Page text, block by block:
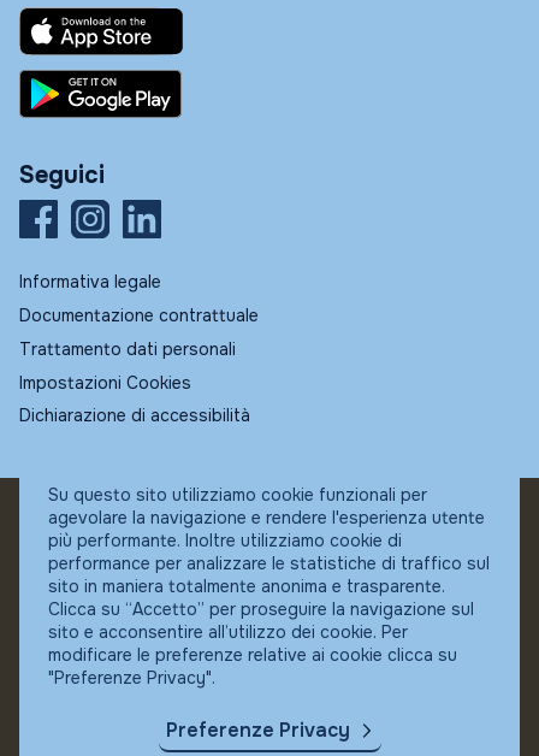
Seguici
Informativa legale
Documentazione contrattuale
Trattamento dati personali
Impostazioni Cookies
Dichiarazione di accessibilità
© Fundstore
Collocatore autorizzato:
Banca Ifigest SpA
P.Iva: 04337180485
Su questo sito utilizziamo cookie funzionali per
agevolare la navigazione e rendere l'esperienza utente
più performante. Inoltre utilizziamo cookie di
performance per analizzare le statistiche di traffico sul
sito in maniera totalmente anonima e trasparente.
Clicca su “Accetto” per proseguire la navigazione sul
sito e acconsentire all’utilizzo dei cookie. Per
modificare le preferenze relative ai cookie clicca su
"Preferenze Privacy".
Preferenze Privacy